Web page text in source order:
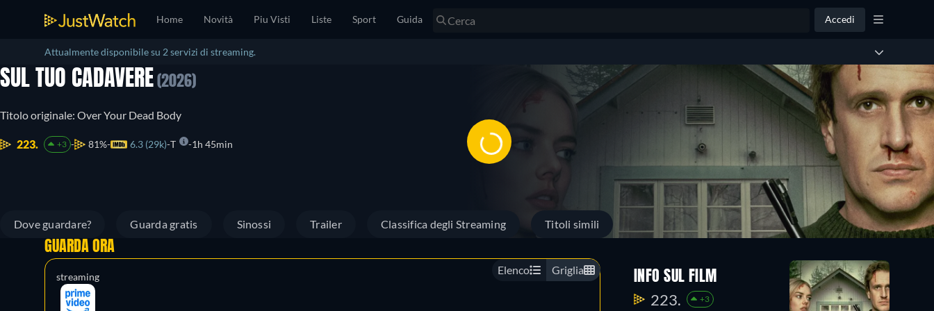
Home Novità Piu Visti Liste Sport Guida Accedi
Attualmente disponibile su 2 servizi di streaming.
SUL TUO CADAVERE (2026)
Titolo originale: Over Your Dead Body
223. +3 81% 6.3 (29k) T 1h 45min
Dove guardare? Guarda gratis Sinossi Trailer Classifica degli Streaming Titoli simili
Elenco Griglia
GUARDA ORA
streaming INFO SUL FILM
223. +3